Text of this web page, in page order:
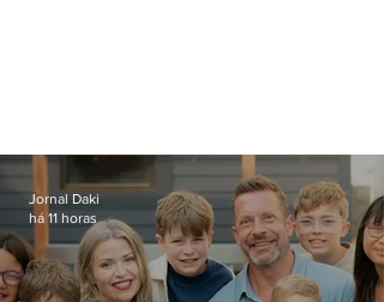
Jornal Daki
há 11 horas